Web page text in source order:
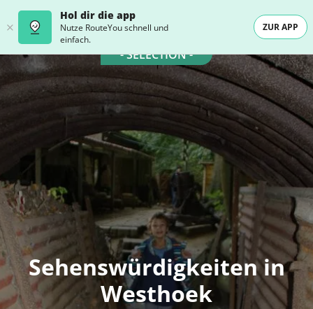
Hol dir die app
Nutze RouteYou schnell und
einfach.
ZUR APP
- SELECTION -
Sehenswürdigkeiten in
Westhoek